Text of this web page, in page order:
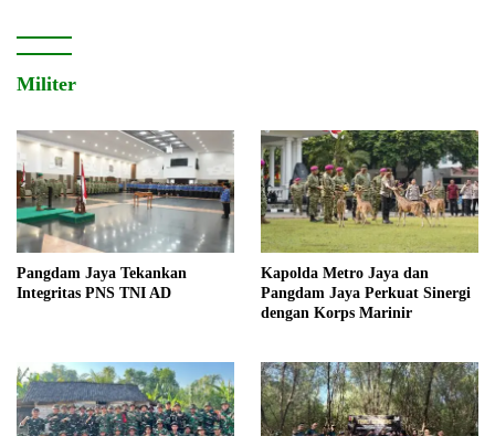
Militer
Pangdam Jaya Tekankan
Integritas PNS TNI AD
Kapolda Metro Jaya dan
Pangdam Jaya Perkuat Sinergi
dengan Korps Marinir